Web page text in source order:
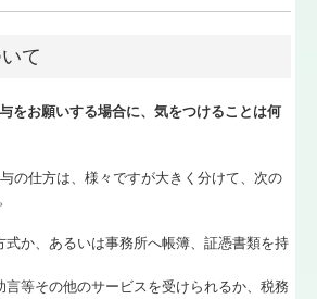
て
をお願いする場合に、気をつけることは何
の仕方は、様々ですが大きく分けて、次の
式か、あるいは事務所へ帳簿、証憑書類を持
言等その他のサービスを受けられるか、税務